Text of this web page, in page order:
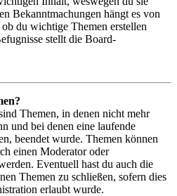
Bekanntmachungen hängt es von
du wichtige Themen erstellen
stellt die Board-
Themen, in denen nicht mehr
und bei denen eine laufende
beendet wurde. Themen können
einen Moderator oder
Eventuell hast du auch die
Themen zu schließen, sofern dies
erlaubt wurde.